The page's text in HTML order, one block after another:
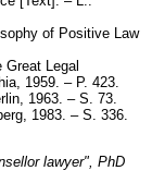
of Positive Law
Legal
1959. – P. 423.
1963. – S. 73.
1983. – S. 336.
lawyer", PhD